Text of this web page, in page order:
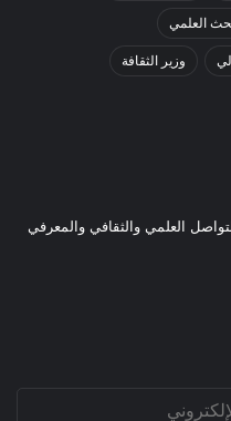
العلمي
وزير الثقافة
العلمي والثقافي والمعرفي